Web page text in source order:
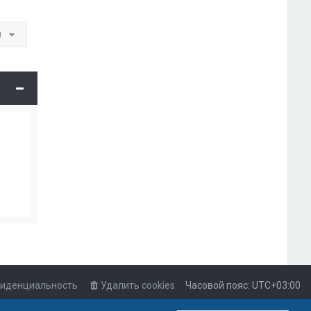
Часовой пояс: UTC+03:00
Удалить cookies